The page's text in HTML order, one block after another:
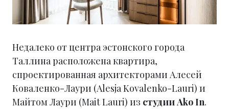
Недалеко от центра эстонского города
Таллина расположена квартира,
спроектированная архитекторами Алесей
Коваленко-Лаури (Alesja Kovalenko-Lauri) и
Майтом Лаури (Mait Lauri) из студии Ako In.